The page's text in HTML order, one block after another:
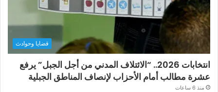
قضايا وحوادث
انتخابات 2026.. “الائتلاف المدني من أجل الجبل” يرفع
عشرة مطالب أمام الأحزاب لإنصاف المناطق الجبلية
منذ 6 ساعات